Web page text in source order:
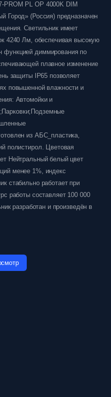
PROM PL OP 4000K DIM
Город» (Россия) предназначен
Светильник имеет
4240 Лм, обеспечивая высокую
функцией диммирования по
плавное изменение
защиты IP65 позволяет
повышенной влажности и
Автомойки и
из АБС_пластика,
полистирол. Цветовая
Нейтральный белый цвет
менее 1%, индекс
стабильно работает при
работы составляет 100 000
разработан и произведён в